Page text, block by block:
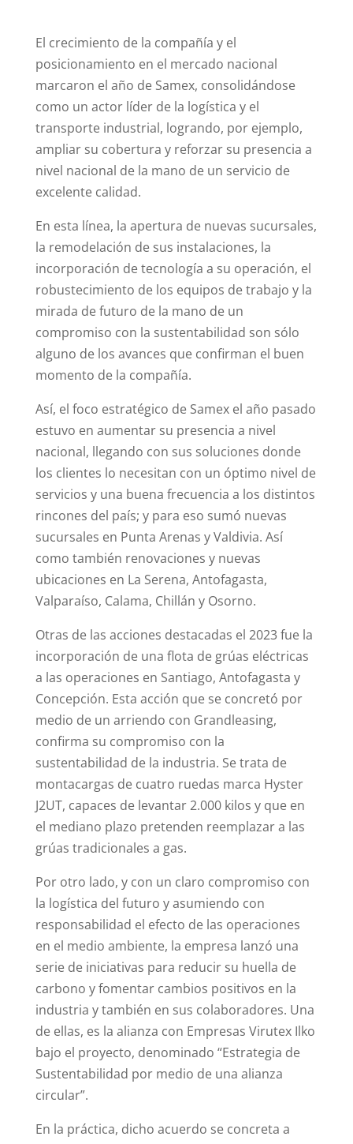
El crecimiento de la compañía y el
posicionamiento en el mercado nacional
marcaron el año de Samex, consolidándose
como un actor líder de la logística y el
transporte industrial, logrando, por ejemplo,
ampliar su cobertura y reforzar su presencia a
nivel nacional de la mano de un servicio de
excelente calidad.
En esta línea, la apertura de nuevas sucursales,
la remodelación de sus instalaciones, la
incorporación de tecnología a su operación, el
robustecimiento de los equipos de trabajo y la
mirada de futuro de la mano de un
compromiso con la sustentabilidad son sólo
alguno de los avances que confirman el buen
momento de la compañía.
Así, el foco estratégico de Samex el año pasado
estuvo en aumentar su presencia a nivel
nacional, llegando con sus soluciones donde
los clientes lo necesitan con un óptimo nivel de
servicios y una buena frecuencia a los distintos
rincones del país; y para eso sumó nuevas
sucursales en Punta Arenas y Valdivia. Así
como también renovaciones y nuevas
ubicaciones en La Serena, Antofagasta,
Valparaíso, Calama, Chillán y Osorno.
Otras de las acciones destacadas el 2023 fue la
incorporación de una flota de grúas eléctricas
a las operaciones en Santiago, Antofagasta y
Concepción. Esta acción que se concretó por
medio de un arriendo con Grandleasing,
confirma su compromiso con la
sustentabilidad de la industria. Se trata de
montacargas de cuatro ruedas marca Hyster
J2UT, capaces de levantar 2.000 kilos y que en
el mediano plazo pretenden reemplazar a las
grúas tradicionales a gas.
Por otro lado, y con un claro compromiso con
la logística del futuro y asumiendo con
responsabilidad el efecto de las operaciones
en el medio ambiente, la empresa lanzó una
serie de iniciativas para reducir su huella de
carbono y fomentar cambios positivos en la
industria y también en sus colaboradores. Una
de ellas, es la alianza con Empresas Virutex Ilko
bajo el proyecto, denominado “Estrategia de
Sustentabilidad por medio de una alianza
circular”.
En la práctica, dicho acuerdo se concreta a